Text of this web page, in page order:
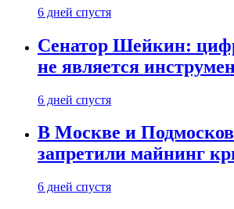
6 дней спустя
Сенатор Шейкин:
не является
6 дней спустя
В Москве и
запретили майнинг
6 дней спустя